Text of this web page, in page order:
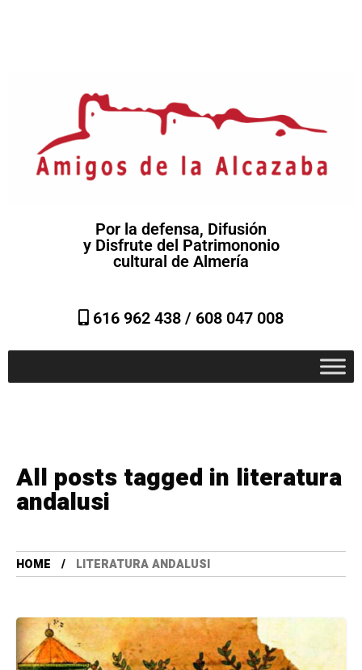
Por la defensa, Difusión
y Disfrute del Patrimononio
cultural de Almería
616 962 438 / 608 047 008
All posts tagged in literatura
andalusi
HOME LITERATURA ANDALUSI